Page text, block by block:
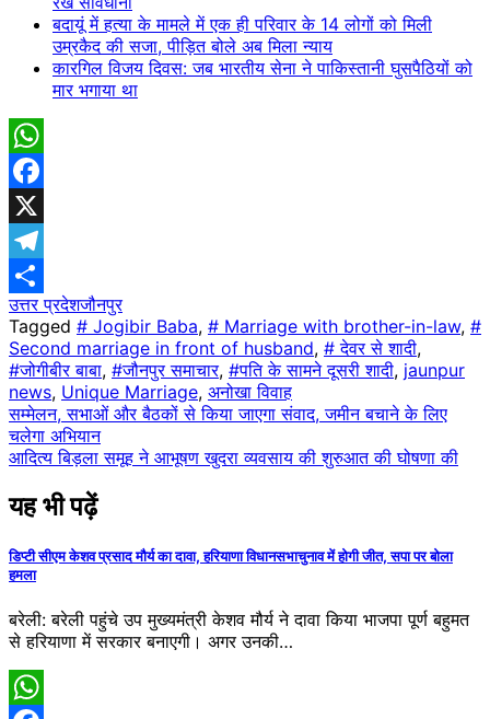
बदायूं में हत्या के मामले में एक ही परिवार के 14 लोगों को मिली
उम्रकैद की सजा, पीड़ित बोले अब मिला न्याय
कारगिल विजय दिवस: जब भारतीय सेना ने पाकिस्तानी घुसपैठियों को
मार भगाया था
WhatsApp
Facebook
X
Telegram
Share
उत्तर प्रदेशजौनपुर
Tagged # Jogibir Baba, # Marriage with brother-in-law, #
Second marriage in front of husband, # देवर से शादी,
#जोगीबीर बाबा, #जौनपुर समाचार, #पति के सामने दूसरी शादी, jaunpur
news, Unique Marriage, अनोखा विवाह
Post
navigation
सम्मेलन, सभाओं और बैठकों से किया जाएगा संवाद, जमीन बचाने के लिए
चलेगा अभियान
आदित्य बिड़ला समूह ने आभूषण खुदरा व्यवसाय की शुरुआत की घोषणा की
यह भी पढ़ें
डिप्टी सीएम केशव प्रसाद मौर्य का दावा, हरियाणा विधानसभाचुनाव में होगी जीत, सपा पर बोला
हमला
बरेली: बरेली पहुंचे उप मुख्यमंत्री केशव मौर्य ने दावा किया भाजपा पूर्ण बहुमत
से हरियाणा में सरकार बनाएगी। अगर उनकी…